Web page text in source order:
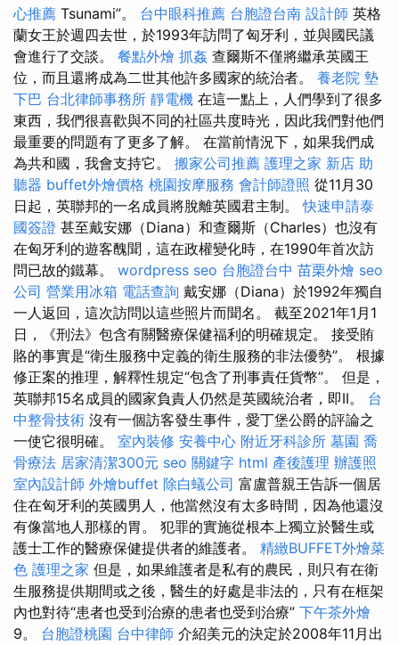
心推薦 Tsunami”。 台中眼科推薦 台胞證台南 設計師 英格
蘭女王於週四去世，於1993年訪問了匈牙利，並與國民議
會進行了交談。 餐點外燴 抓姦 查爾斯不僅將繼承英國王
位，而且還將成為二世其他許多國家的統治者。 養老院 墊
下巴 台北律師事務所 靜電機 在這一點上，人們學到了很多
東西，我們很喜歡與不同的社區共度時光，因此我們對他們
最重要的問題有了更多了解。 在當前情況下，如果我們成
為共和國，我會支持它。 搬家公司推薦 護理之家 新店 助
聽器 buffet外燴價格 桃園按摩服務 會計師證照 從11月30
日起，英聯邦的一名成員將脫離英國君主制。快速申請泰
國簽證 甚至戴安娜（Diana）和查爾斯（Charles）也沒有
在匈牙利的遊客醜聞，這在政權變化時，在1990年首次訪
問已故的鐵幕。 wordpress seo 台胞證台中 苗栗外燴 seo
公司 營業用冰箱 電話查詢 戴安娜（Diana）於1992年獨自
一人返回，這次訪問以這些照片而聞名。 截至2021年1月1
日，《刑法》包含有關醫療保健福利的明確規定。 接受賄
賂的事實是“衛生服務中定義的衛生服務的非法優勢”。 根據
修正案的推理，解釋性規定“包含了刑事責任貨幣”。 但是，
英聯邦15名成員的國家負責人仍然是英國統治者，即II。 台
中整骨技術 沒有一個訪客發生事件，愛丁堡公爵的評論之
一使它很明確。 室內裝修 安養中心 附近牙科診所 墓園 喬
骨療法 居家清潔300元 seo 關鍵字 html 產後護理 辦護照
室內設計師 外燴buffet 除白蟻公司 富盧普親王告訴一個居
住在匈牙利的英國男人，他當然沒有太多時間，因為他還沒
有像當地人那樣的胃。 犯罪的實施從根本上獨立於醫生或
護士工作的醫療保健提供者的維護者。 精緻BUFFET外燴菜
色 護理之家 但是，如果維護者是私有的農民，則只有在衛
生服務提供期間或之後，醫生的好處是非法的，只有在框架
內也對待“患者也受到治療的患者也受到治療” 下午茶外燴
9。 台胞證桃園 台中律師 介紹美元的決定於2008年11月出